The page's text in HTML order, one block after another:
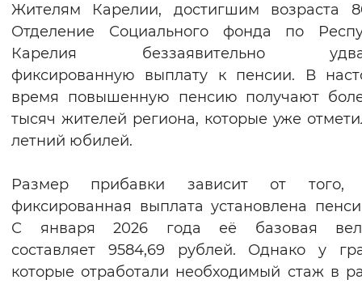
Цвет сайта
Монохромный Инверсивный
Синий фон
Изображения
Звуковой ассистент
Воспроизвести Остановить
Жителям Карелии, достигшим возраста
Отделение Социального фонда по
Карелия беззаявительно
фиксированную выплату к пенсии. В
время повышенную пенсию получают
тысяч жителей региона, которые уже
летний юбилей.
Размер прибавки зависит от того,
фиксированная выплата установлена
С января 2026 года её базовая
составляет 9584,69 рублей. Однако у
которые отработали необходимый стаж в